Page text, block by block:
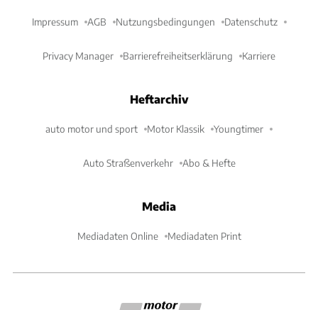
Impressum AGB Nutzungsbedingungen Datenschutz
Privacy Manager Barrierefreiheitserklärung Karriere
Heftarchiv
auto motor und sport Motor Klassik Youngtimer
Auto Straßenverkehr Abo & Hefte
Media
Mediadaten Online Mediadaten Print